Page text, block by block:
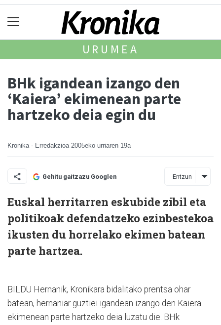
URUMEA
BHk igandean izango den
‘Kaiera’ ekimenean parte
hartzeko deia egin du
Kronika - Erredakzioa 2005eko urriaren 19a
Gehitu gaitzazu Googlen Entzun
Euskal herritarren eskubide zibil eta
politikoak defendatzeko ezinbestekoa
ikusten du horrelako ekimen batean
parte hartzea.
BILDU Hernanik, Kronikara bidalitako prentsa ohar
batean, hernaniar guztiei igandean izango den Kaiera
ekimenean parte hartzeko deia luzatu die. BHk